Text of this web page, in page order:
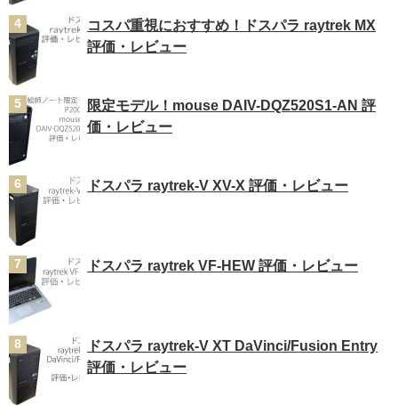
コスパ重視におすすめ！ドスパラ raytrek MX
評価・レビュー
限定モデル！mouse DAIV-DQZ520S1-AN 評
価・レビュー
ドスパラ raytrek-V XV-X 評価・レビュー
ドスパラ raytrek VF-HEW 評価・レビュー
ドスパラ raytrek-V XT DaVinci/Fusion Entry
評価・レビュー